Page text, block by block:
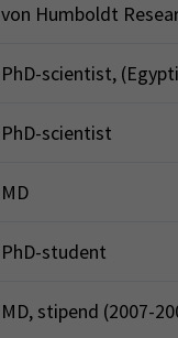
von Humboldt
PhD-scientist,
PhD-scientist
MD
PhD-student
MD, stipend (2007-